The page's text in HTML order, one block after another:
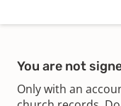
You are not
Only with an